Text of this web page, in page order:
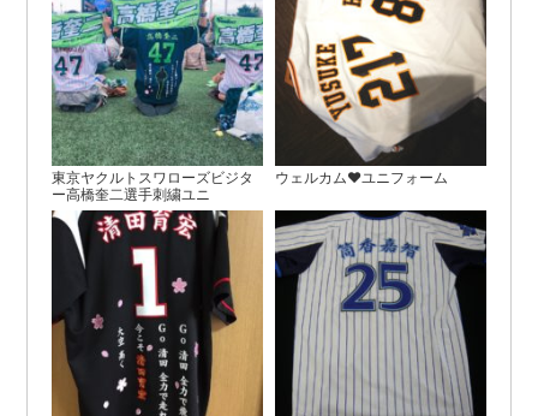
東京ヤクルトスワローズビジタ
ー高橋奎二選手刺繍ユニ
ウェルカム♥ユニフォーム